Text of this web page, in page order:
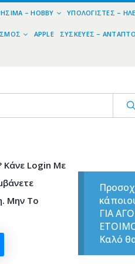
– HOBBY ΥΠΟΛΟΓΙΣΤΈΣ –
APPLE ΣΥΣΚΕΥΈΣ –
ΓΙΑ
Καλό
Login Με
Μην Το